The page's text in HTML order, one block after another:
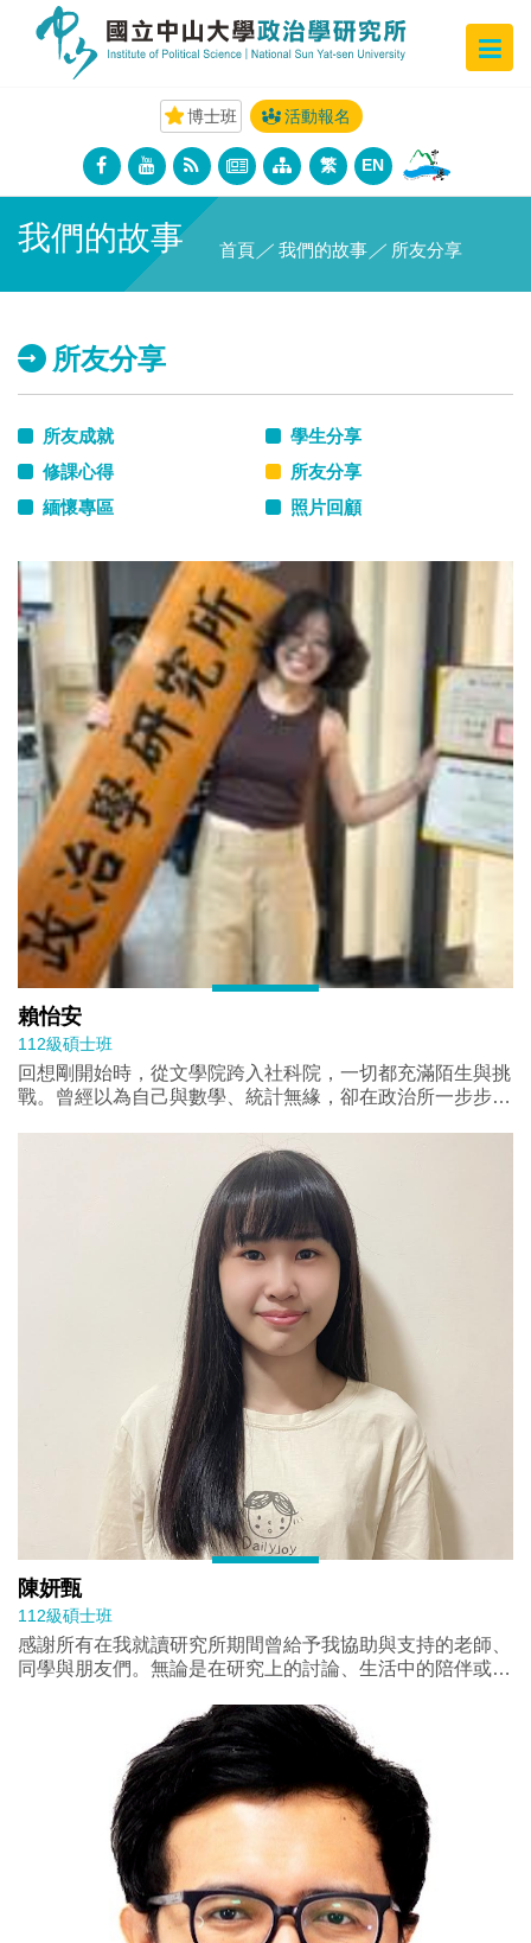
博士班 活動報名
繁 EN
我們的故事 首頁 ／ 我們的故事 ／ 所友分享
所友分享
賴怡安
112級碩士班
回想剛開始時，從文學院跨入社科院，一切都充滿陌生與挑
戰。曾經以為自己與數學、統計無緣，卻在政治所一步步學
程讓我明白，能力並非與生俱來，而是在一次次跌跌撞撞中
累積而成。感謝陳若蘭老師一路以來的耐心指導與信任，讓
我能夠自由探索研究、勇於嘗試，也在一次次修改中成長。
感謝政治所所有師長與同學的陪伴，讓這段旅程充滿收穫。
也感謝我的家人始終支持我的每一個決定，成為我面對挑戰
最大的後盾。在政治所的三年，不只是學會了政治學與研究
方法，更學會了面對未知、解決問題，以及相信自己的可能
性。未來或許仍有許多挑戰，但我會帶著在政治所累積的勇
氣與養分，繼續前行。
陳妍甄
112級碩士班
感謝所有在我就讀研究所期間曾給予我協助與支持的老師、
同學與朋友們。無論是在研究上的討論、生活中的陪伴或是
力。也要感謝家人們在我求學期間始終給予我的支持與包
容，因為他們的理解與陪伴，讓我能夠完成這段學習旅程。
而在政治所的這三年來不僅學到了許多知識，也認識了許多
朋友，讓我在碩士的求學生涯中有著可以持續前進的動力。
回顧研究所求學期間，從一開始的徬徨無措，到後來的漸入
佳境，中間歷經了幾次挫折，都曾冒出想要放棄的念頭，但
現在看來，真的很慶a幸當時的自己沒有放棄，因為走過荊
棘後，前面就是一片豁然開朗，所有的困難終將迎刃而解。
所友成就
學生分享
修課心得
所友分享
緬懷專區
照片回顧